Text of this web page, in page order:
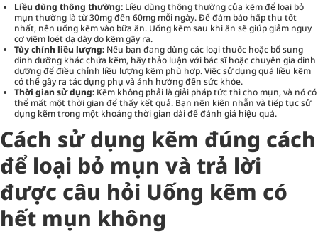
Liều dùng thông thường: Liều dùng thông thường của kẽm để loại bỏ
mụn thường là từ 30mg đến 60mg mỗi ngày. Để đảm bảo hấp thu tốt
nhất, nên uống kẽm vào bữa ăn. Uống kẽm sau khi ăn sẽ giúp giảm nguy
cơ viêm loét dạ dày do kẽm gây ra.
Tùy chỉnh liều lượng: Nếu bạn đang dùng các loại thuốc hoặc bổ sung
dinh dưỡng khác chứa kẽm, hãy thảo luận với bác sĩ hoặc chuyên gia dinh
dưỡng để điều chỉnh liều lượng kẽm phù hợp. Việc sử dụng quá liều kẽm
có thể gây ra tác dụng phụ và ảnh hưởng đến sức khỏe.
Thời gian sử dụng: Kẽm không phải là giải pháp tức thì cho mụn, và nó có
thể mất một thời gian để thấy kết quả. Bạn nên kiên nhẫn và tiếp tục sử
dụng kẽm trong một khoảng thời gian dài để đánh giá hiệu quả.
Cách sử dụng kẽm đúng cách
để loại bỏ mụn và trả lời
được câu hỏi Uống kẽm có
hết mụn không